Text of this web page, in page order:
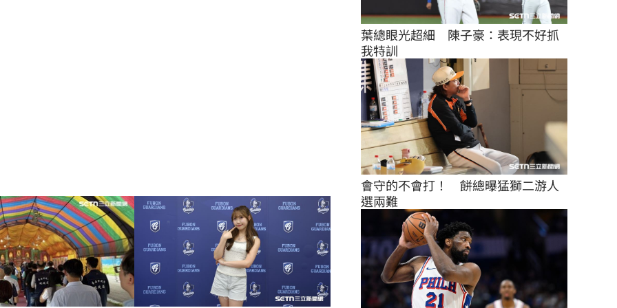
葉總眼光超細　陳子豪：表現不好抓
我特訓
會守的不會打！　餅總曝猛獅二游人
選兩難